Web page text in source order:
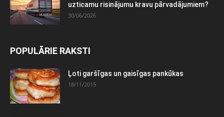
uzticamu risinājumu kravu pārvadājumiem?
30/06/2026
POPULĀRIE RAKSTI
Ļoti garšīgas un gaisīgas pankūkas
18/11/2015